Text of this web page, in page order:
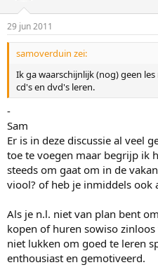
29 jun 2011
samoverduin zei:
Ik ga waarschijnlijk (nog) geen
cd's en dvd's leren.
-
Sam
Er is in deze discussie al veel
toe te voegen maar begrijp ik
steeds om gaat om in de
viool? of heb je inmiddels ook
Als je n.l. niet van plan bent
kopen of huren sowiso
niet lukken om goed te leren
enthousiast en gemotiveerd.